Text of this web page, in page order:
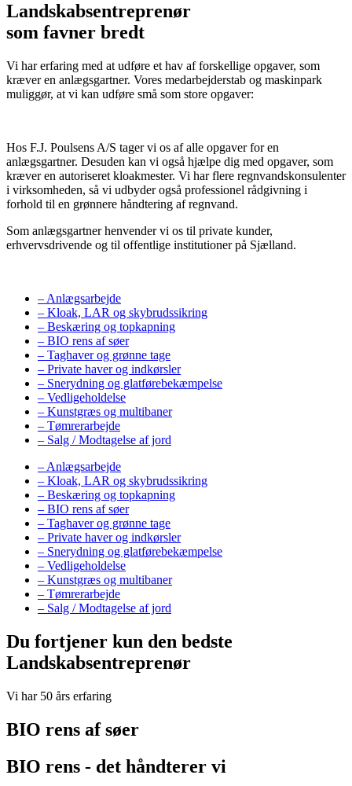
Landskabsentreprenør
som favner bredt
Vi har erfaring med at udføre et hav af forskellige opgaver, som
kræver en anlægsgartner. Vores medarbejderstab og maskinpark
muliggør, at vi kan udføre små som store opgaver:
Hos F.J. Poulsens A/S tager vi os af alle opgaver for en
anlægsgartner. Desuden kan vi også hjælpe dig med opgaver, som
kræver en autoriseret kloakmester. Vi har flere regnvandskonsulenter
i virksomheden, så vi udbyder også professionel rådgivning i
forhold til en grønnere håndtering af regnvand.
Som anlægsgartner henvender vi os til private kunder,
erhvervsdrivende og til offentlige institutioner på Sjælland.
– Anlægsarbejde
– Kloak, LAR og skybrudssikring
– Beskæring og topkapning
– BIO rens af søer
– Taghaver og grønne tage
– Private haver og indkørsler
– Snerydning og glatførebekæmpelse
– Vedligeholdelse
– Kunstgræs og multibaner
– Tømrerarbejde
– Salg / Modtagelse af jord
– Anlægsarbejde
– Kloak, LAR og skybrudssikring
– Beskæring og topkapning
– BIO rens af søer
– Taghaver og grønne tage
– Private haver og indkørsler
– Snerydning og glatførebekæmpelse
– Vedligeholdelse
– Kunstgræs og multibaner
– Tømrerarbejde
– Salg / Modtagelse af jord
Du fortjener kun den bedste
Landskabsentreprenør
Vi har 50 års erfaring
BIO rens af søer
BIO rens - det håndterer vi